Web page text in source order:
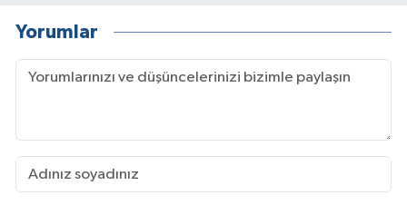
Yorumlar